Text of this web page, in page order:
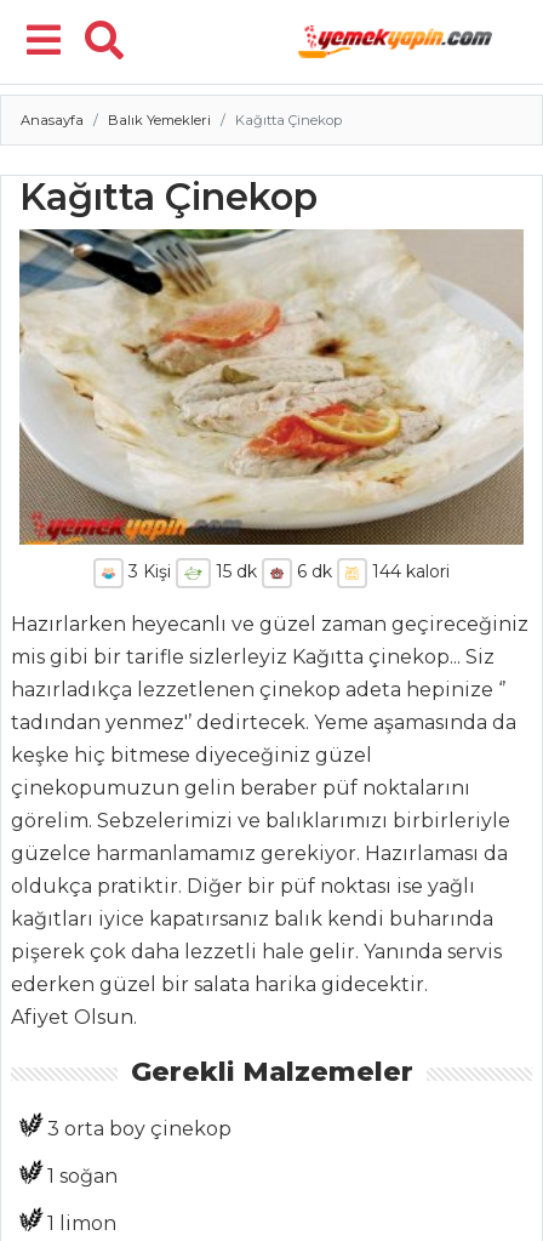
Menü
ANASAYFA
BLOG
Medya
Aktüel
Haber
ŞEFİN TARİFLERİ
Anasayfa Balık Yemekleri Kağıtta Çinekop
Kağıtta Çinekop
3 Kişi 15 dk 6 dk 144 kalori
Hazırlarken heyecanlı ve güzel zaman geçireceğiniz
mis gibi bir tarifle sizlerleyiz Kağıtta çinekop... Siz
hazırladıkça lezzetlenen çinekop adeta hepinize ‘’
tadından yenmez'’ dedirtecek. Yeme aşamasında da
keşke hiç bitmese diyeceğiniz güzel
çinekopumuzun gelin beraber püf noktalarını
görelim. Sebzelerimizi ve balıklarımızı birbirleriyle
güzelce harmanlamamız gerekiyor. Hazırlaması da
oldukça pratiktir. Diğer bir püf noktası ise yağlı
kağıtları iyice kapatırsanız balık kendi buharında
pişerek çok daha lezzetli hale gelir. Yanında servis
ederken güzel bir salata harika gidecektir.
Afiyet Olsun.
Gerekli Malzemeler
3 orta boy çinekop
1 soğan
1 limon